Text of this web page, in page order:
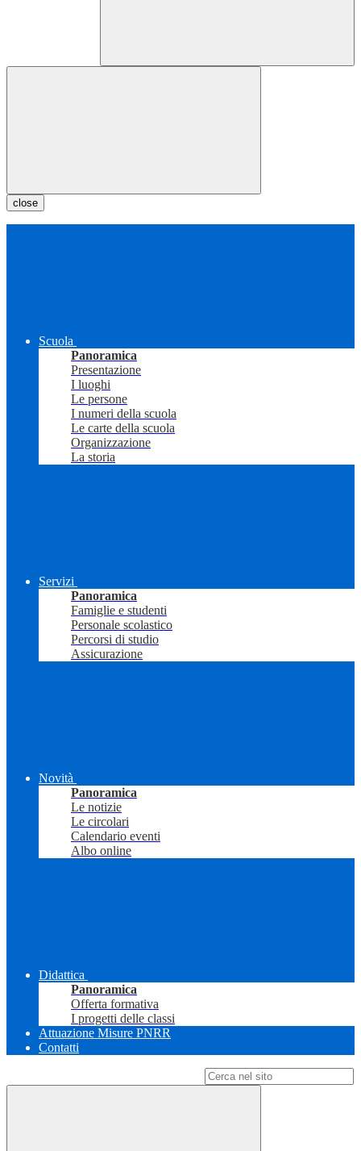
close
Scuola
Panoramica
Presentazione
I luoghi
Le persone
I numeri della scuola
Le carte della scuola
Organizzazione
La storia
Servizi
Panoramica
Famiglie e studenti
Personale scolastico
Percorsi di studio
Assicurazione
Novità
Panoramica
Le notizie
Le circolari
Calendario eventi
Albo online
Didattica
Panoramica
Offerta formativa
I progetti delle classi
Attuazione Misure PNRR
Contatti